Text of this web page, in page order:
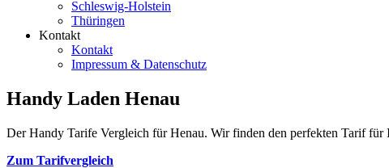
Schleswig-Holstein
Thüringen
Kontakt
Kontakt
Impressum & Datenschutz
Handy Laden Henau
Der Handy Tarife Vergleich für Henau. Wir finden den perfekten Tarif
Zum Tarifvergleich